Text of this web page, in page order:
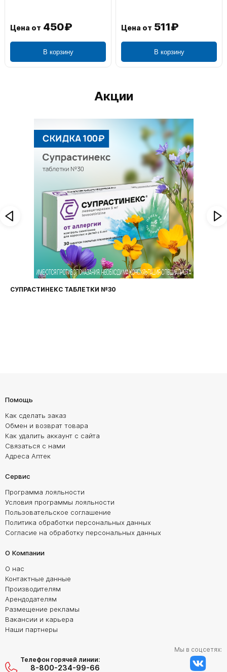
Цена от 450₽
В корзину
Цена от 511₽
В корзину
Акции
СУПРАСТИНЕКС ТАБЛЕТКИ №30
Помощь
Как сделать заказ
Обмен и возврат товара
Как удалить аккаунт с сайта
Связаться с нами
Адреса Аптек
Сервис
Программа лояльности
Условия программы лояльности
Пользовательское соглашение
Политика обработки персональных данных
Согласие на обработку персональных данных
О Компании
О нас
Контактные данные
Производителям
Арендодателям
Размещение рекламы
Вакансии и карьера
Наши партнеры
Телефон горячей линии:
8-800-234-99-66
Мы в соцсетях: